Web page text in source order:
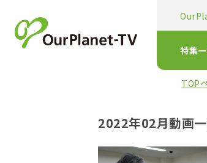
特集
TOP
2022年02月動画